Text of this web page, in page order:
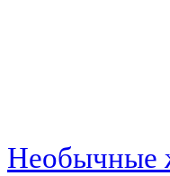
Необычные